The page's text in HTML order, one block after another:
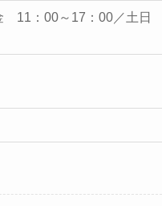
11：00～17：00／土日